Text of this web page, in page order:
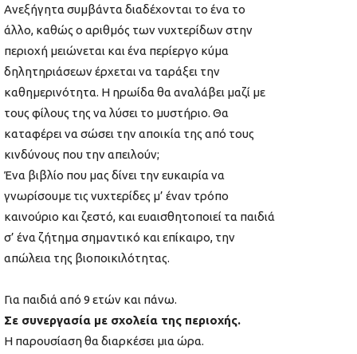
Ανεξήγητα συμβάντα διαδέχονται το ένα το
άλλο, καθώς ο αριθμός των νυχτερίδων στην
περιοχή μειώνεται και ένα περίεργο κύμα
δηλητηριάσεων έρχεται να ταράξει την
καθημερινότητα. Η ηρωίδα θα αναλάβει μαζί με
τους φίλους της να λύσει το μυστήριο. Θα
καταφέρει να σώσει την αποικία της από τους
κινδύνους που την απειλούν;
Ένα βιβλίο που μας δίνει την ευκαιρία να
γνωρίσουμε τις νυχτερίδες μ’ έναν τρόπο
καινούριο και ζεστό, και ευαισθητοποιεί τα παιδιά
σ’ ένα ζήτημα σημαντικό και επίκαιρο, την
απώλεια της βιοποικιλότητας.
Για παιδιά από 9 ετών και πάνω.
Σε συνεργασία με σχολεία της περιοχής.
Η παρουσίαση θα διαρκέσει μια ώρα.